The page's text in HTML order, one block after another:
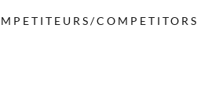
COMPETITORS